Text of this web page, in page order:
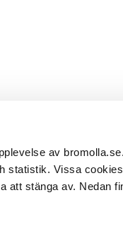
av
statistik. Vissa
att stänga av. Nedan